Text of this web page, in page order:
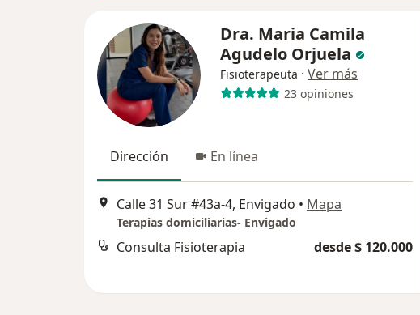
Dra. Maria Camila
Agudelo Orjuela
Fisioterapeuta · Ver más
23 opiniones
Dirección En línea
Calle 31 Sur #43a-4, Envigado • Mapa
Terapias domiciliarias- Envigado
Consulta Fisioterapia desde $ 120.000